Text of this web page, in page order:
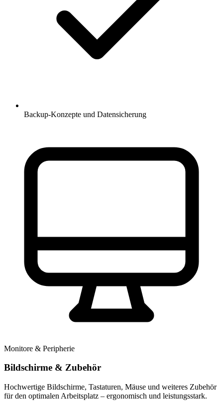
Backup-Konzepte und Datensicherung
Monitore & Peripherie
Bildschirme & Zubehör
Hochwertige Bildschirme, Tastaturen, Mäuse und weiteres Zubehör
für den optimalen Arbeitsplatz – ergonomisch und leistungsstark.